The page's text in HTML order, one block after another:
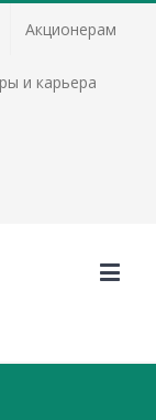
Акционерам
и карьера